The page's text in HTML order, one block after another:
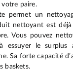
paire.
permet un
nettoyant est
Vous pouvez
essuyer le
Sa forte capacité
baskets.